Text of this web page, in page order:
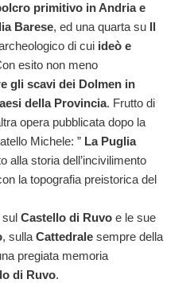
primitivo in Andria e
Barese, ed una quarta su Il
di cuiideò e
esito non meno
gli scavi dei Dolmen in
della Provincia. Frutto di
opera pubblicata dopo la
Michele: ” La Puglia
alla storia dell’incivilimento
la topografia preistorica del
sul Castello di Ruvoe le sue
, sulla Cattedrale sempre della
pregiata memoria
di Ruvo.